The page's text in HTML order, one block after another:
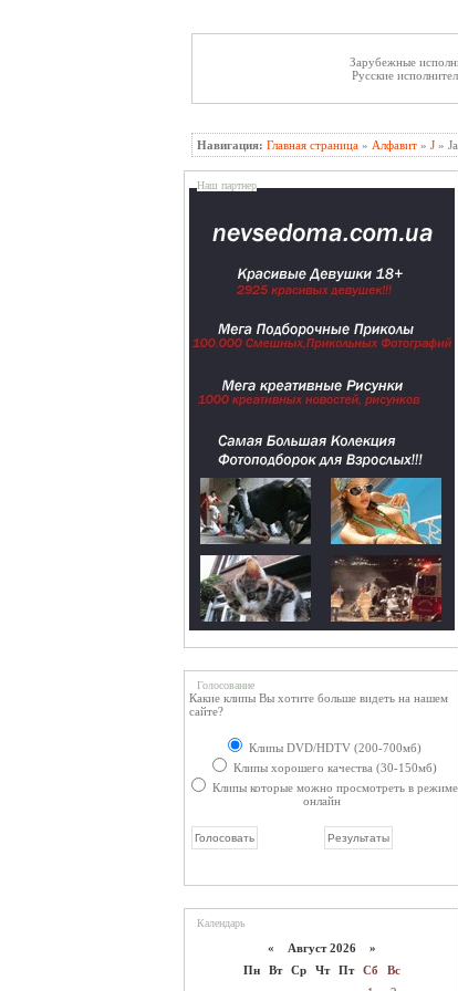
Зарубежные
Русские
Навигация: Главная страница » Алфавит » J »
Наш партнер
Голосование
Какие клипы Вы хотите больше видеть на нашем
сайте?
Клипы DVD/HDTV (200-700мб)
Клипы хорошего качества (30-150мб)
Клипы которые можно просмотреть в режиме
онлайн
Календарь
« Август 2026 »
Пн
Вт Ср Чт Пт Сб
Вс